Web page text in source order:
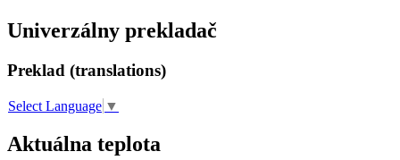
Univerzálny prekladač
Preklad (translations)
Select Language ▼
Aktuálna teplota